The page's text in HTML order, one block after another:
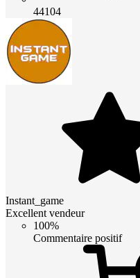
44104
Instant_game
Excellent vendeur
100%
Commentaire positif